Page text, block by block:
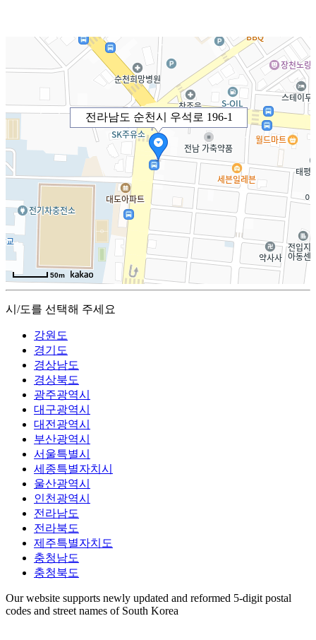
전라남도 순천시 우석로 196-1
50m
시/도를 선택해 주세요
강원도
경기도
경상남도
경상북도
광주광역시
대구광역시
대전광역시
부산광역시
서울특별시
세종특별자치시
울산광역시
인천광역시
전라남도
전라북도
제주특별자치도
충청남도
충청북도
Our website supports newly updated and reformed 5-digit postal
codes and street names of South Korea